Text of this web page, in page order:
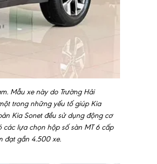
Mẫu xe này do Trường Hải
trong những yếu tố giúp Kia
Kia Sonet đều sử dụng động cơ
các lựa chọn hộp số sàn MT 6 cấp
đạt gần 4.500 xe.